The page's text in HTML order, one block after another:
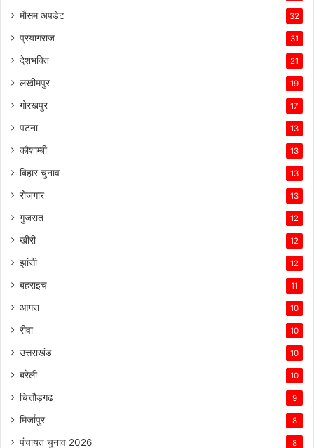
मौसम अपडेट 32
प्रयागराज 31
देशभक्ति 21
लखीमपुर 19
गोरखपुर 17
पटना 13
कौशाम्बी 13
बिहार चुनाव 13
रोजगार 13
गुजरात 12
खीरी 12
झांसी 12
बहराइच 11
आगरा 10
रीवा 10
उत्तराखंड 10
बरेली 10
चित्तौड़गढ़ 9
मिर्जापुर 8
पंचायत चुनाव 2026 8